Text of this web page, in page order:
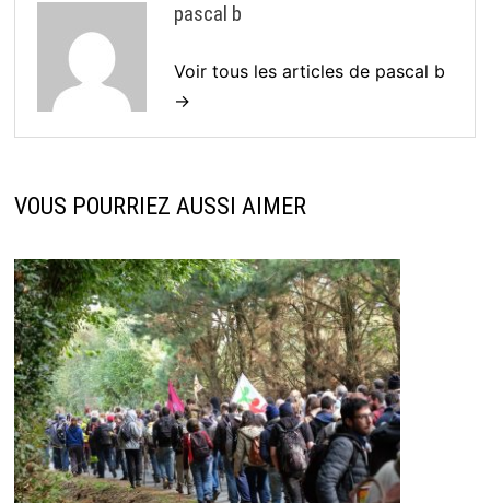
pascal b
Voir tous les articles de pascal b
→
VOUS POURRIEZ AUSSI AIMER